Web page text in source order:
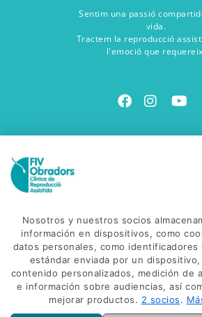
Sentim una passió
vida.
Tractem la reproducció
l'emoció que
C. Gonzalez de
17600 - Figueres
Envia'ns un correu
Truca'ns
Nosotros y nuestros socios
información en dispositivos, como
datos personales, como identificadores
estándar enviada por un
contenido personalizados, medición de
e información sobre audiencias, así
mejorar productos. 2 socios.